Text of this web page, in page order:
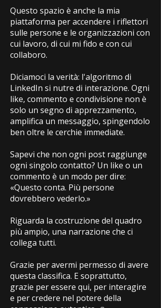
Questo spazio è anche la mia
piattaforma per accendere i riflettori
sulle persone e le organizzazioni con
cui lavoro, di cui mi fido e con cui
collaboro.
Diciamoci la verità: l'algoritmo di
LinkedIn si nutre di interazione. Ogni
like, commento e condivisione non è
solo un segno di apprezzamento,
amplifica un messaggio, spingendolo
ben oltre le cerchie immediate.
Sapevi che non ogni post raggiunge
ogni singolo contatto? Un like o un
commento è un modo per dire:
«Questo conta. Più persone
dovrebbero vederlo.»
Riguarda la costruzione del quadro
più ampio, una narrazione che ci
collega tutti.
Grazie per avermi permesso di avere
questa classifica. E soprattutto,
grazie per essere qui, per interagire
e per credere nel potere della